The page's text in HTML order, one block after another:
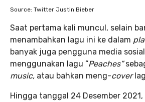
Source: Twitter Justin Bieber
Saat pertama kali muncul, selain
menambahkan lagu ini ke dalam
banyak juga pengguna media
menggunakan lagu “Peaches”
music, atau bahkan meng-cover
Hingga tanggal 24 Desember